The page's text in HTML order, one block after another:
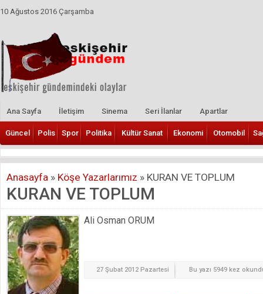
10 Ağustos 2016 Çarşamba
Ana Sayfa İletişim Sinema Seri İlanlar Apartlar
Güncel Polis Spor Politika Kültür Sanat Ekonomi Otomobil
Anasayfa » Köşe Yazarlarımız » KURAN VE TOPLUM
KURAN VE TOPLUM
Ali Osman ORUM
27 Şubat 2012 Pazartesi Bu yazı 5949 kez